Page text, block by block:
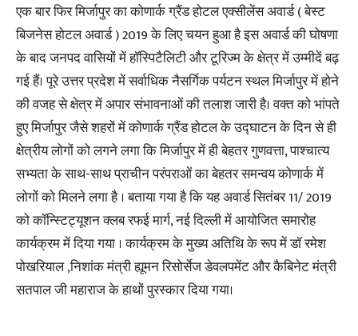
एक बार फिर मिर्जापुर का कोणार्क ग्रैंड होटल एक्सीलेंस अवार्ड ( बेस्ट
बिजनेस होटल अवार्ड ) 2019 के लिए चयन हुआ है इस अवार्ड की घोषणा
के बाद जनपद वासियों में हॉस्पिटैलिटी और टूरिज्म के क्षेत्र में उम्मीदें बढ़
गई हैं। पूरे उत्तर प्रदेश में सर्वाधिक नैसर्गिक पर्यटन स्थल मिर्जापुर में होने
की वजह से क्षेत्र में अपार संभावनाओं की तलाश जारी है। वक्त को भांपते
हुए मिर्जापुर जैसे शहरों में कोणार्क ग्रैंड होटल के उद्घाटन के दिन से ही
क्षेत्रीय लोगों को लगने लगा कि मिर्जापुर में ही बेहतर गुणवत्ता, पाश्चात्य
सभ्यता के साथ-साथ प्राचीन परंपराओं का बेहतर समन्वय कोणार्क में
लोगों को मिलने लगा है । बताया गया है कि यह अवार्ड सितंबर 11/ 2019
को कॉन्स्टिट्यूशन क्लब रफई मार्ग, नई दिल्ली में आयोजित समारोह
कार्यक्रम में दिया गया । कार्यक्रम के मुख्य अतिथि के रूप में डॉ रमेश
पोखरियाल ,निशांक मंत्री ह्यूमन रिसोर्सेज डेवलपमेंट और कैबिनेट मंत्री
सतपाल जी महाराज के हाथों पुरस्कार दिया गया।